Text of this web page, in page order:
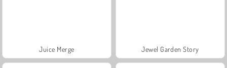
Juice Merge Jewel Garden Story